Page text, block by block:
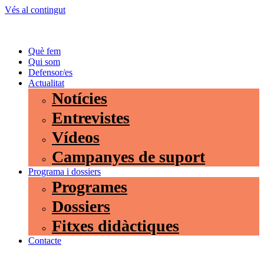
Vés al contingut
Què fem
Qui som
Defensor/es
Actualitat
Notícies
Entrevistes
Vídeos
Campanyes de suport
Programa i dossiers
Programes
Dossiers
Fitxes didàctiques
Contacte